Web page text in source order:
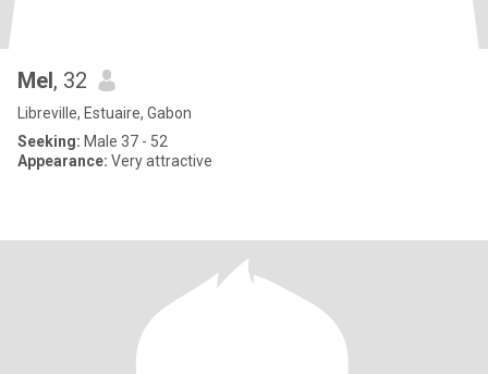
Mel, 32
Libreville, Estuaire, Gabon
Seeking: Male 37 - 52
Appearance: Very attractive